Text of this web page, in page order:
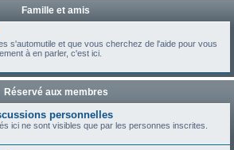
Famille et amis
s'automutile et que vous cherchez de l'aide pour vous
à en parler, c'est ici.
Réservé aux membres
personnelles
ici ne sont visibles que par les personnes inscrites.